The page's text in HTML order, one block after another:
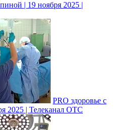
| 19 ноября 2025 |
PRO здоровье с
2025 | Телеканал ОТС